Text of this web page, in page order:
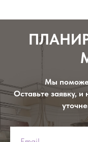
Мы
Оставьте заявку,